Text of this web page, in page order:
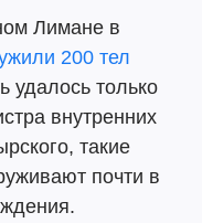
Лимане в
200 тел
удалось только
внутренних
такие
почти в